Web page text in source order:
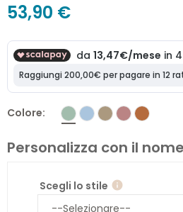
Composto da accappatoio
orsetto, asciugamano ricamato e
coordinato è realizzato in spugna e
offrire comfort e delicatezza sulla
neonato.
La collezione Teddy interpreta il
con tonalità calde, dettagli teneri
un regalo nascita elegante e senza
53,90 €
Colore
Personalizza con il nome
Scegli lo stile info